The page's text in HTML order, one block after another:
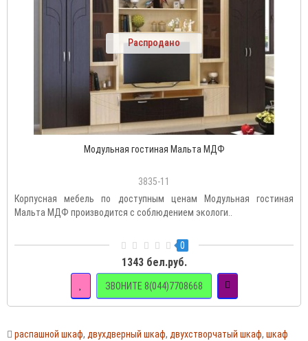
Распродано
Модульная гостиная Мальта МДФ
3835-11
Корпусная мебель по доступным ценам Модульная гостиная
Мальта МДФ производится с соблюдением экологи..
0
1343 бел.руб.
ЗВОНИТЕ 8(044)7708668
распашной шкаф, двухдверный шкаф, двухстворчатый шкаф, шкаф